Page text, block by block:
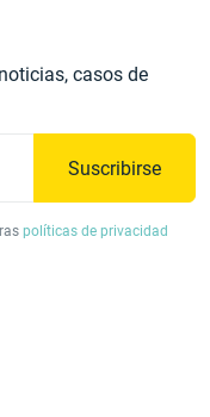
casos de
Suscribirse
políticas de privacidad